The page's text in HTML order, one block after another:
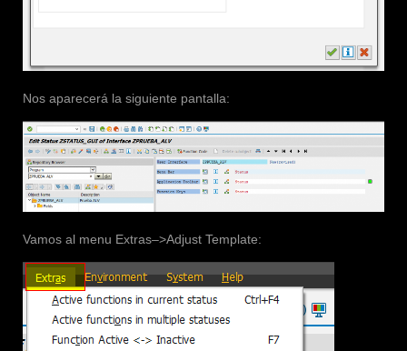
Nos aparecerá la siguiente pantalla:
Vamos al menu Extras–>Adjust Template: